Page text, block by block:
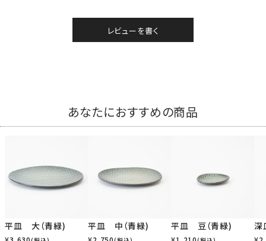
レビューを書く
あなたにおすすめの商品
平皿 大（青緑) 平皿 中（青緑) 平皿 豆（青緑) 深